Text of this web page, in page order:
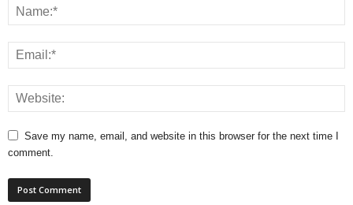
Save my name, email, and website in this browser for the next time I
comment.